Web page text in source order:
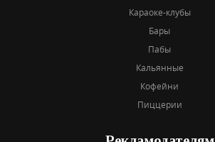
Караоке-клубы
Бары
Пабы
Кальянные
Кофейни
Пиццерии